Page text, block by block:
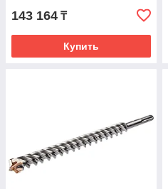
143 164 ₸
Купить